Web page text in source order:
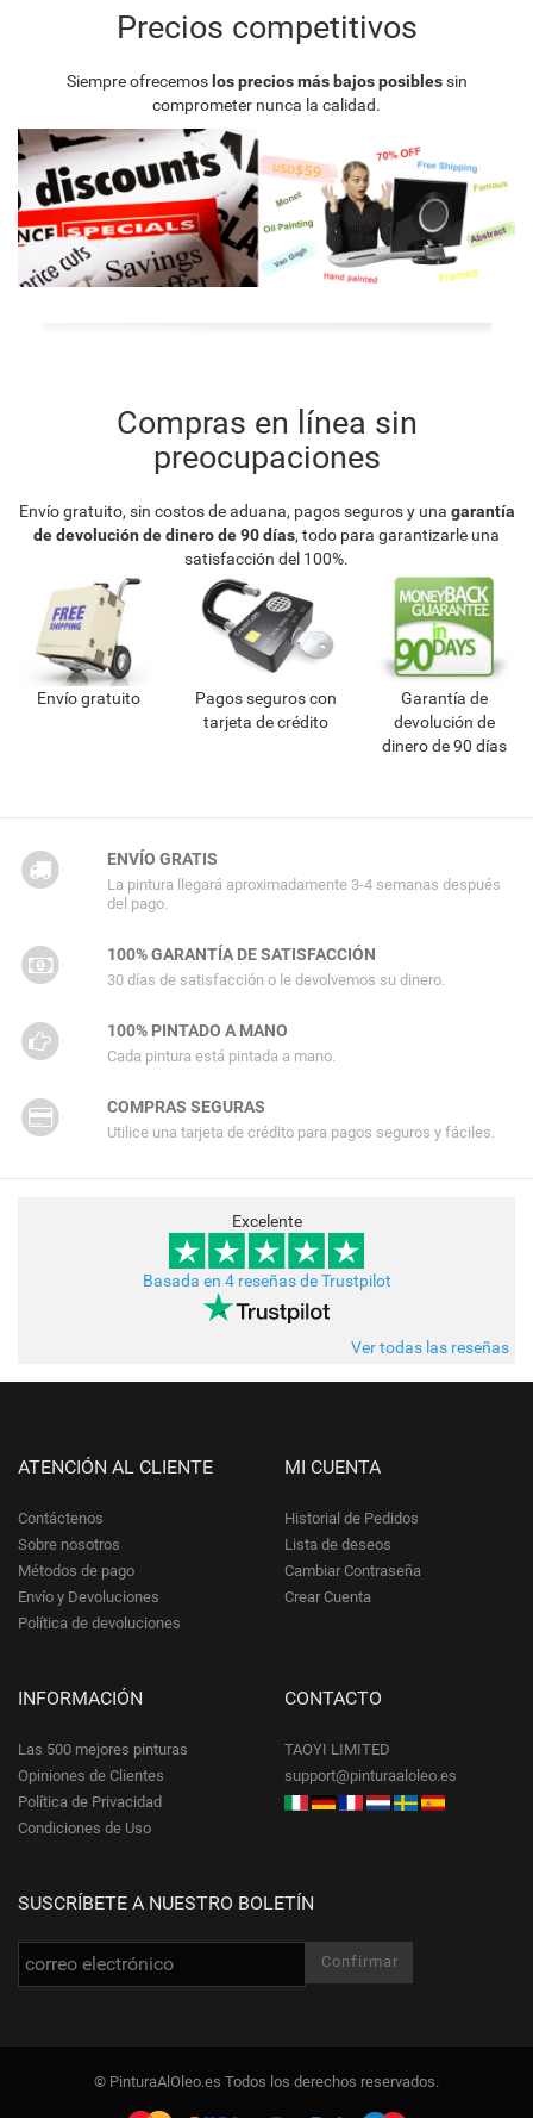
Precios competitivos
Siempre ofrecemos los precios más bajos posiblessin
comprometer nunca la calidad.
Compras en línea sin
preocupaciones
Envío gratuito, sin costos de aduana, pagos seguros y una garantía
de devolución de dinero de 90 días, todo para garantizarle una
satisfacción del 100%.
Envío gratuito
Pagos seguros con
tarjeta de crédito
Garantía de
devolución de
dinero de 90 días
ENVÍO GRATIS
La pintura llegará aproximadamente 3-4 semanas después
del pago.
100% GARANTÍA DE SATISFACCIÓN
30 días de satisfacción o le devolvemos su dinero.
100% PINTADO A MANO
Cada pintura está pintada a mano.
COMPRAS SEGURAS
Utilice una tarjeta de crédito para pagos seguros y fáciles.
Excelente
Basada en 4 reseñas de Trustpilot
Ver todas las reseñas
ATENCIÓN AL CLIENTE
Contáctenos
Sobre nosotros
Métodos de pago
Envío y Devoluciones
Política de devoluciones
MI CUENTA
Historial de Pedidos
Lista de deseos
Cambiar Contraseña
Crear Cuenta
INFORMACIÓN
Las 500 mejores pinturas
Opiniones de Clientes
Política de Privacidad
Condiciones de Uso
CONTACTO
TAOYI LIMITED
support@pinturaaloleo.es
SUSCRÍBETE A NUESTRO BOLETÍN
© PinturaAlOleo.es Todos los derechos reservados.